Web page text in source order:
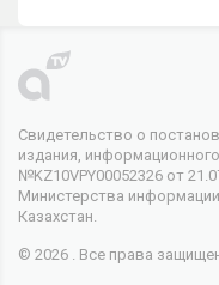
Свидетельство о
издания,
№KZ10VPY00052326 от
Министерства
Казахстан.
© 2026 . Все права